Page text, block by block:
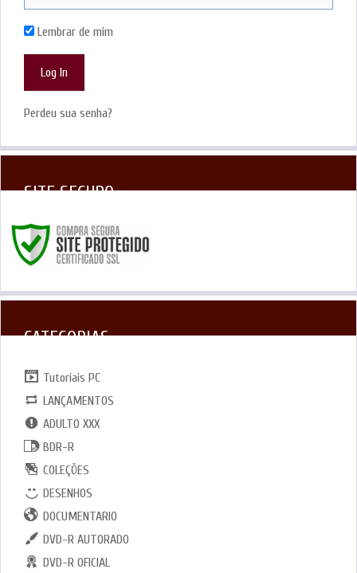
Lembrar de mim
Perdeu sua senha?
SITE SEGURO
CATEGORIAS
Tutoriais PC
LANÇAMENTOS
ADULTO XXX
BDR-R
COLEÇÕES
DESENHOS
DOCUMENTARIO
DVD-R AUTORADO
DVD-R OFICIAL